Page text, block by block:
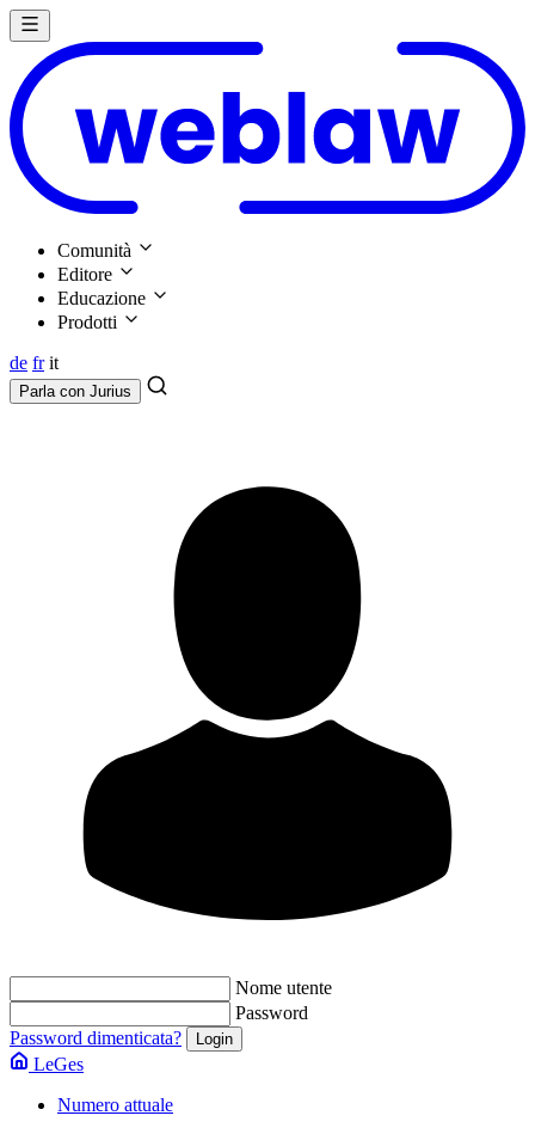
Comunità
Editore
Educazione
Prodotti
de fr it
Parla con Jurius
Nome utente
Password
Password dimenticata?
LeGes
Numero attuale